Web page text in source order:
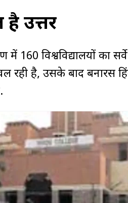
उत्तर
160 विश्वविद्यालयों का
रही है, उसके बाद बनारस हिंदू